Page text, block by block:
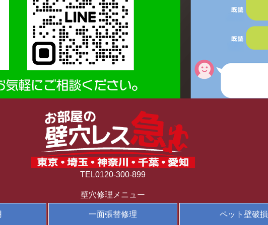
TEL0120-300-899
壁穴修理メニュー
一面張替修理 ペット壁破損